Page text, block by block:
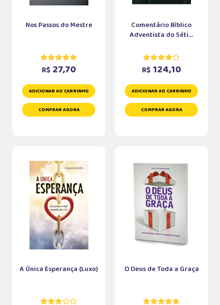
Nos Passos do Mestre
R$ 27,70
ADICIONAR AO CARRINHO
COMPRAR AGORA
Comentário Bíblico
Adventista do Séti...
R$ 124,10
ADICIONAR AO CARRINHO
COMPRAR AGORA
A Única Esperança (Luxo) O Deus de Toda a Graça